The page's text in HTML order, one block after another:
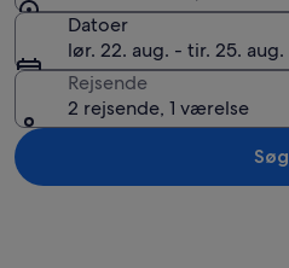
Datoer
lør. 22. aug. - tir. 25. aug.
Rejsende
2 rejsende, 1 værelse
Søg